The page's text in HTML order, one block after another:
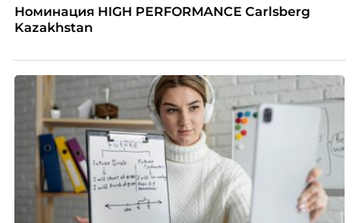
Номинация HIGH PERFORMANCE Carlsberg
Kazakhstan